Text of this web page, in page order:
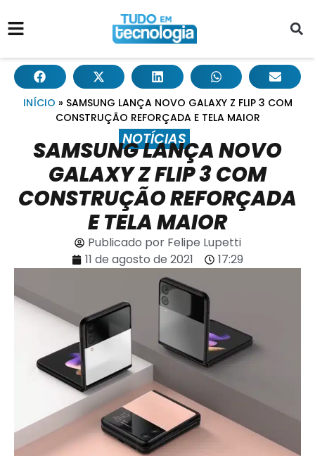
INÍCIO » SAMSUNG LANÇA NOVO GALAXY Z FLIP 3 COM
CONSTRUÇÃO REFORÇADA E TELA MAIOR
NOTÍCIAS
SAMSUNG LANÇA NOVO
GALAXY Z FLIP 3 COM
CONSTRUÇÃO REFORÇADA
E TELA MAIOR
Publicado porFelipe Lupetti
11 de agosto de 2021
17:29